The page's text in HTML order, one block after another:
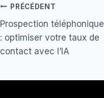
Navigation
de
l’article
PRÉCÉDENT
Prospection téléphonique
: optimiser votre taux de
contact avec l’IA